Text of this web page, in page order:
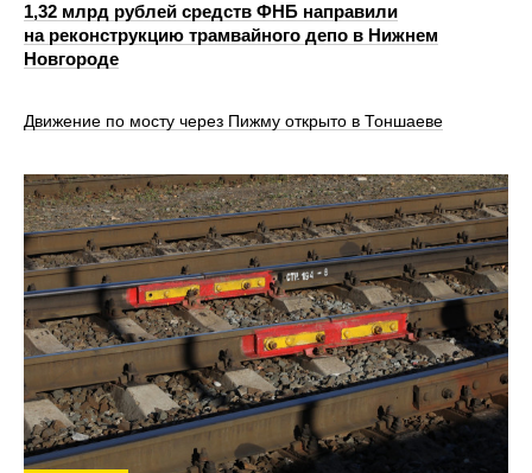
1,32 млрд рублей средств ФНБ направили
на реконструкцию трамвайного депо в Нижнем
Новгороде
Движение по мосту через Пижму открыто в Тоншаеве